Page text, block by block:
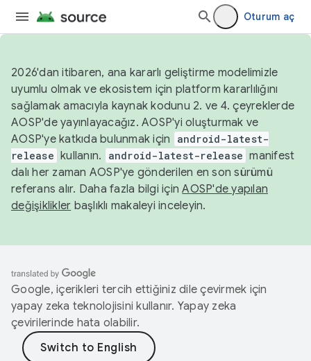
Oturum aç
2026'dan itibaren, ana kararlı geliştirme modelimizle
uyumlu olmak ve ekosistem için platform kararlılığını
sağlamak amacıyla kaynak kodunu 2. ve 4. çeyreklerde
AOSP'de yayınlayacağız. AOSP'yi oluşturmak ve
AOSP'ye katkıda bulunmak için
android-latest-
release kullanın. android-latest-release manifest
dalı her zaman AOSP'ye gönderilen en son sürümü
referans alır. Daha fazla bilgi içinAOSP'de yapılan
değişiklikler başlıklı makaleyi inceleyin.
Google, içerikleri tercih ettiğiniz dile çevirmek için
yapay zeka teknolojisini kullanır. Yapay zeka
çevirilerinde hata olabilir.